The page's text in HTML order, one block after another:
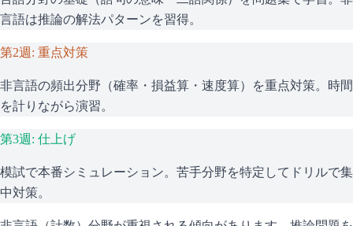
言語は推論の解法パターンを習得。
第2週: 重点対策
非言語の頻出分野（確率・損益算・速度算）を重点対策。時間
を計りながら演習。
第3週: 仕上げ
模試で本番シミュレーション。苦手分野を特定してドリルで集
中対策。